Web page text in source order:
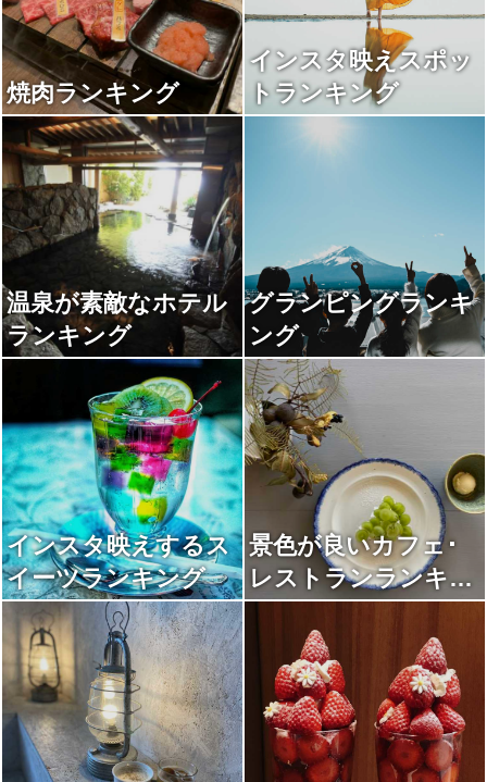
焼肉ランキング
インスタ映えスポッ
トランキング
温泉が素敵なホテル
ランキング
グランピングランキ
ング
インスタ映えするス
イーツランキング
景色が良いカフェ･
レストランランキン
グ